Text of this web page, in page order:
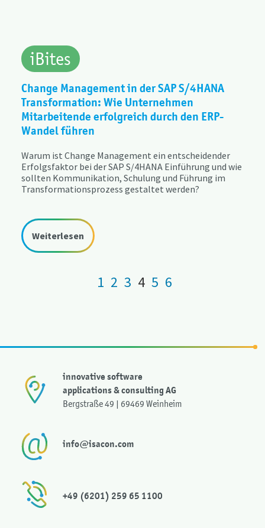
iBites
Change Management in der SAP S/4HANA
Transformation: Wie Unternehmen
Mitarbeitende erfolgreich durch den ERP-
Wandel führen
Warum ist Change Management ein entscheidender
Erfolgsfaktor bei der SAP S/4HANA Einführung und wie
sollten Kommunikation, Schulung und Führung im
Transformationsprozess gestaltet werden?
Weiterlesen
1 2 3 4 5 6
innovative software
applications & consulting AG
Bergstraße 49 | 69469 Weinheim
info@isacon.com
+49 (6201) 259 65 1100